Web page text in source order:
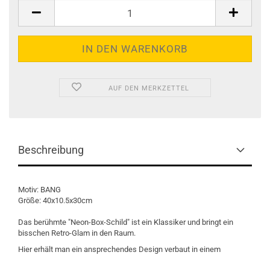
AUF DEN MERKZETTEL
Beschreibung
Motiv: BANG
Größe: 40x10.5x30cm
Das berühmte "Neon-Box-Schild" ist ein Klassiker und bringt ein
bisschen Retro-Glam in den Raum.
Hier erhält man ein ansprechendes Design verbaut in einem